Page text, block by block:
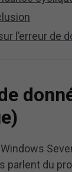
l’erreur
parlent du